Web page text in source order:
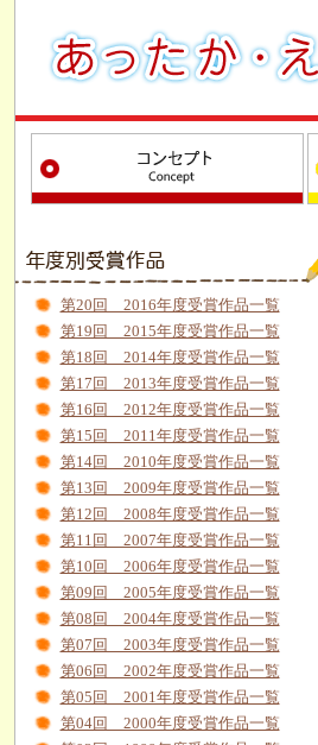
第20回 2016年度受賞作品一覧
第19回 2015年度受賞作品一覧
第18回 2014年度受賞作品一覧
第17回 2013年度受賞作品一覧
第16回 2012年度受賞作品一覧
第15回 2011年度受賞作品一覧
第14回 2010年度受賞作品一覧
第13回 2009年度受賞作品一覧
第12回 2008年度受賞作品一覧
第11回 2007年度受賞作品一覧
第10回 2006年度受賞作品一覧
第09回 2005年度受賞作品一覧
第08回 2004年度受賞作品一覧
第07回 2003年度受賞作品一覧
第06回 2002年度受賞作品一覧
第05回 2001年度受賞作品一覧
第04回 2000年度受賞作品一覧